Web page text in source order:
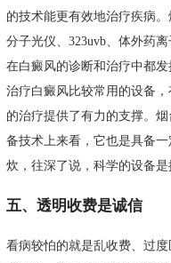
的技术能更有效地治疗疾病
分子光仪、323uvb、体外药
在白癜风的诊断和治疗中都
治疗白癜风比较常用的设备
的治疗提供了有力的支撑。
备技术上来看，它也是具备
炊，往深了说，科学的设备是
五、透明收费是诚信
看病较怕的就是乱收费、过